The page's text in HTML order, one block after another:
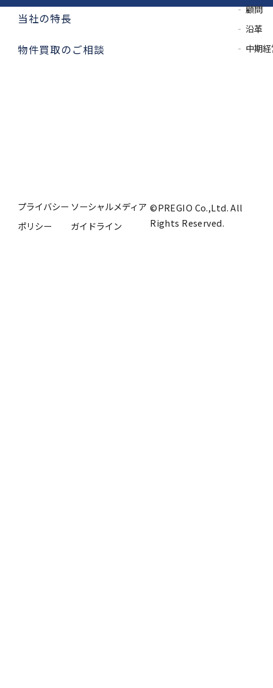
当社の特長
物件買取のご相談
顧問
沿革
中期
プライバシー
ポリシー
ソーシャルメディア
ガイドライン
©PREGIO Co.,Ltd. All
Rights Reserved.